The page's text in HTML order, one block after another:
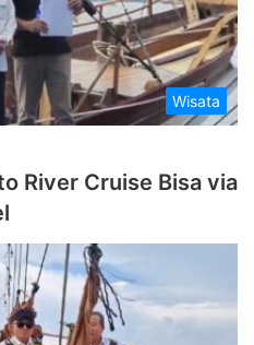
Wisata
River Cruise Bisa via